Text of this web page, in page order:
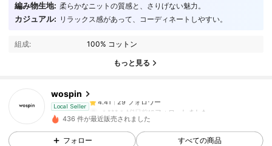
編み物生地: 柔らかなニットの質感と、さりげない魅力。
カジュアル: リラックス感があって、コーディネートしやすい。
組成: 100% コットン
もっと見る
wospin
Local Seller
4.41 29 フォロワー
＊***＊ が 1日前 にフォローしました
4.41
29 フォロワー
29 フォロワー
436 件が最近販売されました
フォロー すべての商品